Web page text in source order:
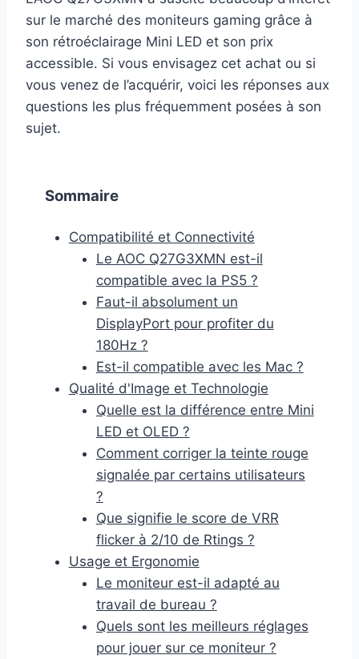
sur le marché des moniteurs gaming grâce à
son rétroéclairage Mini LED et son prix
accessible. Si vous envisagez cet achat ou si
vous venez de l’acquérir, voici les réponses aux
questions les plus fréquemment posées à son
sujet.
Sommaire
Compatibilité et Connectivité
Le AOC Q27G3XMN est-il
compatible avec la PS5 ?
Faut-il absolument un
DisplayPort pour profiter du
180Hz ?
Est-il compatible avec les Mac ?
Qualité d'Image et Technologie
Quelle est la différence entre Mini
LED et OLED ?
Comment corriger la teinte rouge
signalée par certains utilisateurs
?
Que signifie le score de VRR
flicker à 2/10 de Rtings ?
Usage et Ergonomie
Le moniteur est-il adapté au
travail de bureau ?
Quels sont les meilleurs réglages
pour jouer sur ce moniteur ?